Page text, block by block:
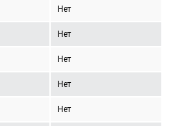
Нет
Нет
Нет
Нет
Нет